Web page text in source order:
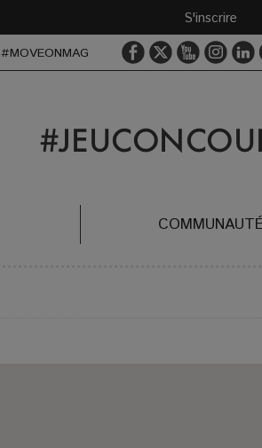
S'inscrire
#MOVEONMAG